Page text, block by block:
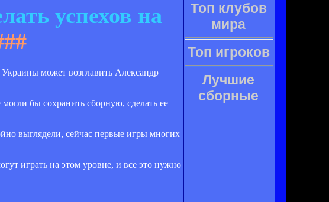
успехов на
может возглавить Александр
бы сохранить сборную, сделать ее
выглядели, сейчас первые игры многих
играть на этом уровне, и все это нужно
Топ клубов
мира
Топ игроков
Лучшие
сборные